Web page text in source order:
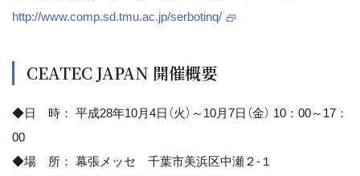
http://www.comp.sd.tmu.ac.jp/serbotinq/
CEATEC JAPAN 開催概要
◆日 時： 平成28年10月4日（火）～10月7日（金） 10：00～17：
00
◆場 所： 幕張メッセ 千葉市美浜区中瀬２-１